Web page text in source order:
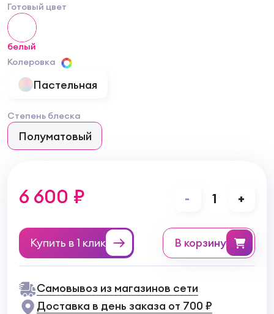
Готовый цвет
белый
Колеровка
Пастельная
Степень блеска
Полуматовый
6 600 ₽ - 1 +
Купить в 1 клик в корзину
Самовывоз из магазинов сети
Доставка в день заказа от 700 ₽